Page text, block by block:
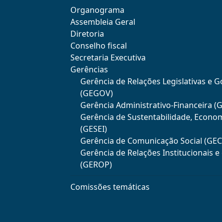
Organograma
Assembleia Geral
Diretoria
Conselho fiscal
Secretaria Executiva
Gerências
Gerência de Relações Legislativas e
(GEGOV)
Gerência Administrativo-Financeira
Gerência de Sustentabilidade,
(GESEI)
Gerência de Comunicação Social
Gerência de Relações Institucionais
(GEROP)
Comissões temáticas